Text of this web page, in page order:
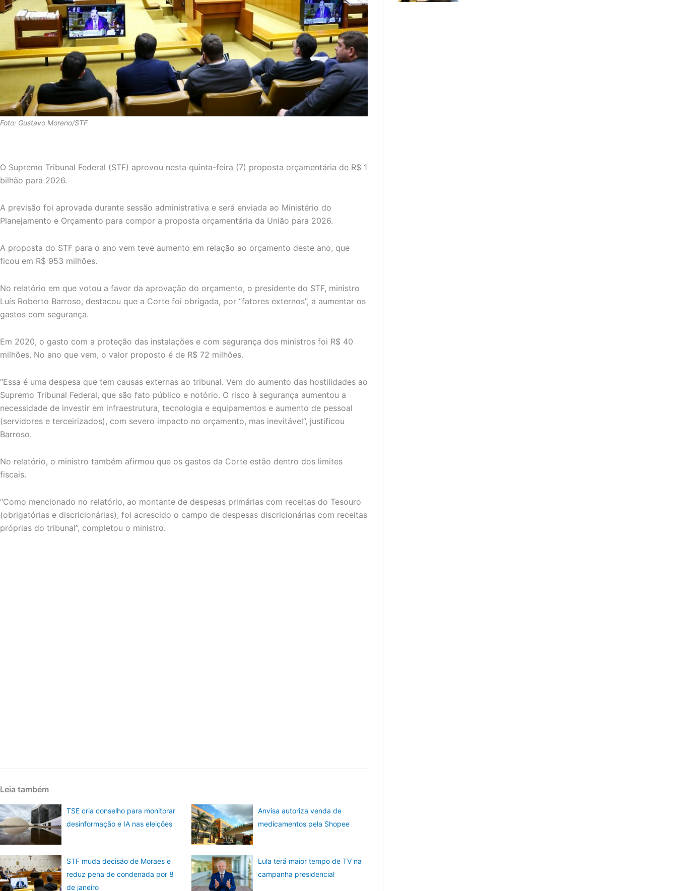
Foto: Gustavo Moreno/STF
O Supremo Tribunal Federal (STF) aprovou nesta quinta-feira (7) proposta orçamentária de R$ 1
bilhão para 2026.
A previsão foi aprovada durante sessão administrativa e será enviada ao Ministério do
Planejamento e Orçamento para compor a proposta orçamentária da União para 2026.
A proposta do STF para o ano vem teve aumento em relação ao orçamento deste ano, que
ficou em R$ 953 milhões.
No relatório em que votou a favor da aprovação do orçamento, o presidente do STF, ministro
Luís Roberto Barroso, destacou que a Corte foi obrigada, por “fatores externos”, a aumentar os
gastos com segurança.
Em 2020, o gasto com a proteção das instalações e com segurança dos ministros foi R$ 40
milhões. No ano que vem, o valor proposto é de R$ 72 milhões.
“Essa é uma despesa que tem causas externas ao tribunal. Vem do aumento das hostilidades ao
Supremo Tribunal Federal, que são fato público e notório. O risco à segurança aumentou a
necessidade de investir em infraestrutura, tecnologia e equipamentos e aumento de pessoal
(servidores e terceirizados), com severo impacto no orçamento, mas inevitável”, justificou
Barroso.
No relatório, o ministro também afirmou que os gastos da Corte estão dentro dos limites
fiscais.
“Como mencionado no relatório, ao montante de despesas primárias com receitas do Tesouro
(obrigatórias e discricionárias), foi acrescido o campo de despesas discricionárias com receitas
próprias do tribunal”, completou o ministro.
Leia também
TSE cria conselho para monitorar
desinformação e IA nas eleições
Anvisa autoriza venda de
medicamentos pela Shopee
STF muda decisão de Moraes e
reduz pena de condenada por 8
de janeiro
Lula terá maior tempo de TV na
campanha presidencial